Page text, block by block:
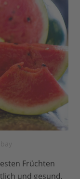
Früchten
und gesund,